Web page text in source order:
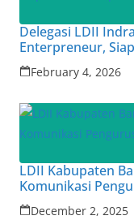
Delegasi LDII
Enterpreneur,
February 4, 2026
LDII Kabupaten
Komunikasi
Zaman
December 2, 2025